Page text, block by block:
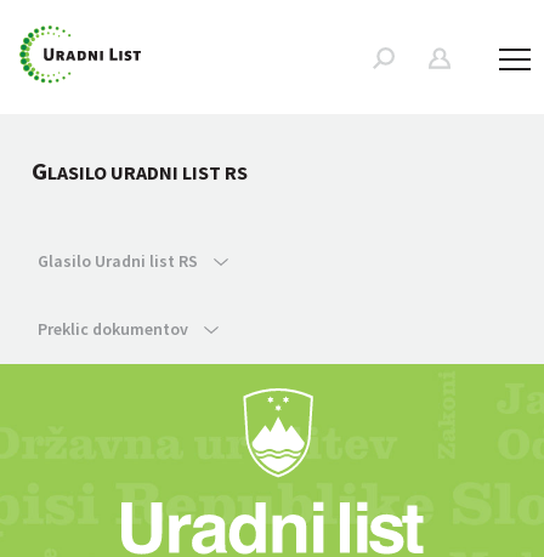
GLASILO URADNI LIST RS
Glasilo Uradni list RS
Preklic dokumentov